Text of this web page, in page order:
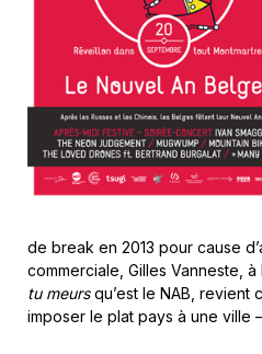
de break en 2013 pour cause
commerciale, Gilles Vanneste,
tu meursqu’est le NAB, revient
imposer le plat pays à une ville